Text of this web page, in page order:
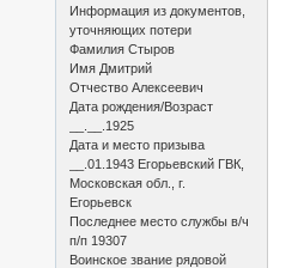
Информация из документов,
уточняющих потери
Фамилия Стыров
Имя Дмитрий
Отчество Алексеевич
Дата рождения/Возраст
__.__.1925
Дата и место призыва
__.01.1943 Егорьевский ГВК,
Московская обл., г.
Егорьевск
Последнее место службы в/ч
п/п 19307
Воинское звание рядовой